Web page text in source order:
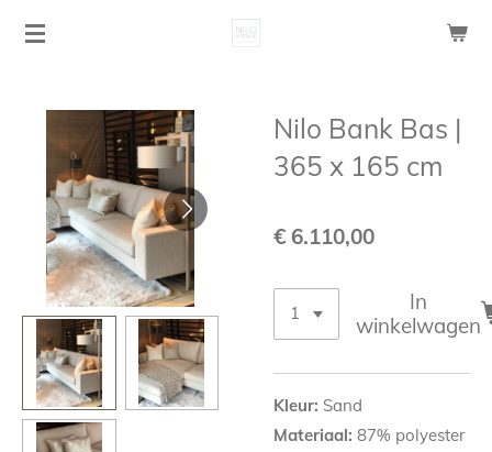
Ga
hoofdinhoud
Nilo Bank Bas |
365 x 165 cm
€ 6.110,00
In
winkelwagen
Kleur: Sand
Materiaal: 87% polyester